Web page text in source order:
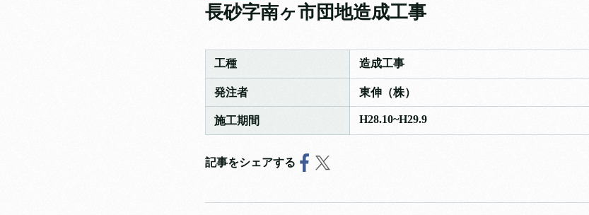
会社概要
長砂字南ヶ市団地造成工事
工種 造成工事
発注者 東伸（株）
施工期間 H28.10~H29.9
記事をシェアする